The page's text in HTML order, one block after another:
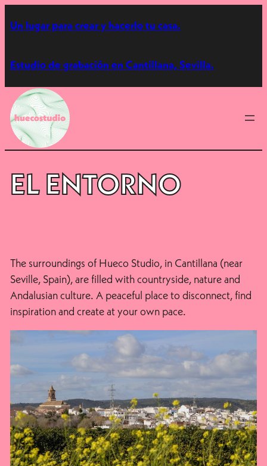
alUn lugar para crear y hacerlo tu casa.
Estudio de grabación en Cantillana, Sevilla.
EL ENTORNO
The surroundings of Hueco Studio, in Cantillana (near
Seville, Spain), are filled with countryside, nature and
Andalusian culture. A peaceful place to disconnect, find
inspiration and create at your own pace.